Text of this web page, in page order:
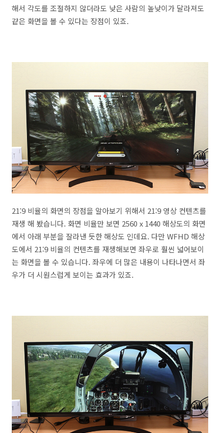
해서 각도를 조절하지 않더라도 낮은 사람의 높낮이가 달라져도
같은 화면을 볼 수 있다는 장점이 있죠.
21:9 비율의 화면의 장점을 알아보기 위해서 21:9 영상 컨텐츠를
재생 해 봤습니다. 화면 비율만 보면 2560 x 1440 해상도의 화면
에서 아래 부분을 잘라낸 듯한 해상도 인데요. 다만 WFHD 해상
도에서 21:9 비율의 컨텐츠를 재생해보면 좌우로 훨씬 넓어보이
는 화면을 볼 수 있습니다. 좌우에 더 많은 내용이 나타나면서 좌
우가 더 시원스럽게 보이는 효과가 있죠.